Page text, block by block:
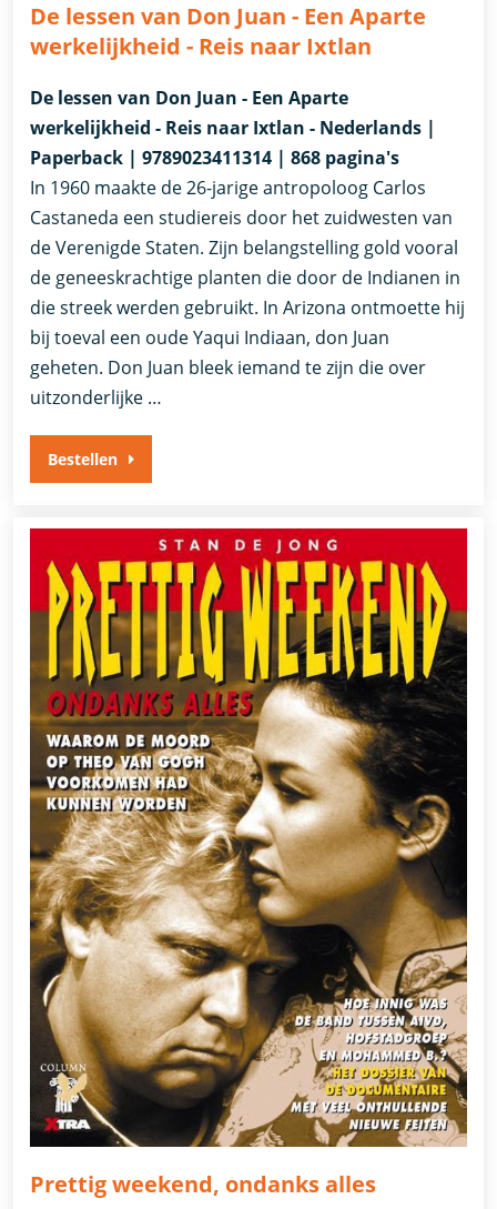
De lessen van Don Juan - Een Aparte
werkelijkheid - Reis naar Ixtlan
De lessen van Don Juan - Een Aparte
werkelijkheid - Reis naar Ixtlan - Nederlands |
Paperback | 9789023411314 | 868 pagina's
In 1960 maakte de 26-jarige antropoloog Carlos
Castaneda een studiereis door het zuidwesten van
de Verenigde Staten. Zijn belangstelling gold vooral
de geneeskrachtige planten die door de Indianen in
die streek werden gebruikt. In Arizona ontmoette hij
bij toeval een oude Yaqui Indiaan, don Juan
geheten. Don Juan bleek iemand te zijn die over
uitzonderlijke …
Bestellen
Prettig weekend, ondanks alles